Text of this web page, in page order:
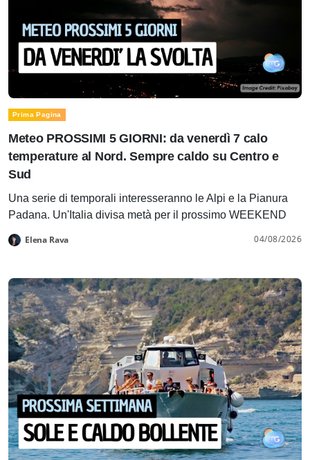
Prima Pagina
Meteo PROSSIMI 5 GIORNI: da venerdì 7 calo
temperature al Nord. Sempre caldo su Centro e
Sud
Una serie di temporali interesseranno le Alpi e la Pianura
Padana. Un'Italia divisa metà per il prossimo WEEKEND
Elena Rava 04/08/2026